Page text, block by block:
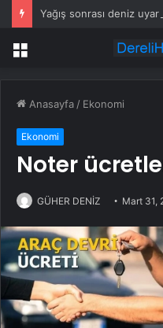
Menü
Anasayfa / Ekonomi
Ekonomi
Noter
GÜHER DENİZ Mart 31,